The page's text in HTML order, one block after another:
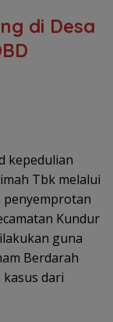
di Desa
kepedulian
Tbk melalui
penyemprotan
Kundur
guna
Berdarah
dari